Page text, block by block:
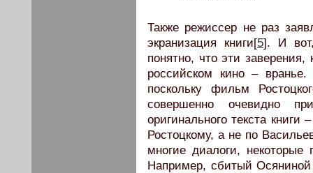
Также режиссер не раз
экранизация книги[5]. И вот,
понятно, что эти
российском кино –
поскольку фильм
совершенно очевидно
оригинального текста
Ростоцкому, а не по
многие диалоги,
Например, сбитый Осяниной